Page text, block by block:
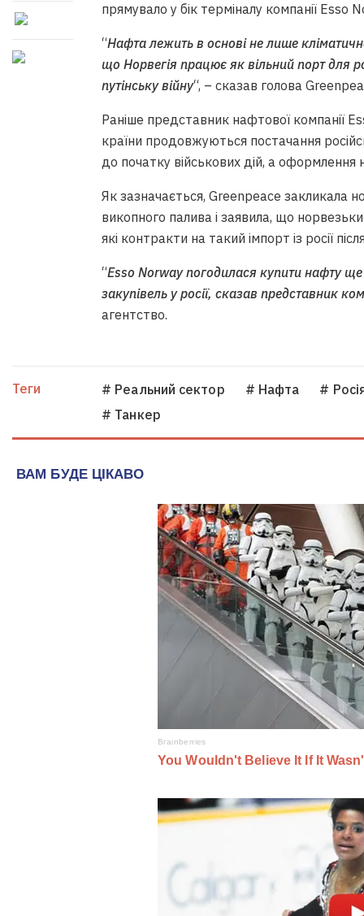
прямувало у бік терміналу компанії Esso
“Нафта лежить в основі не лише
що Норвегія працює як вільний порт для
путінську війну“, – сказав голова
Раніше представник нафтової компанії
країни продовжуються постачання
до початку військових дій, а оформлення
Як зазначається, Greenpeace закликала
викопного палива і заявила, що
які контракти на такий імпорт із росії
“Esso Norway погодилася купити нафту
закупівель у росії, сказав представник
агентство.
Теги # Реальний сектор # Нафта
#
# Танкер